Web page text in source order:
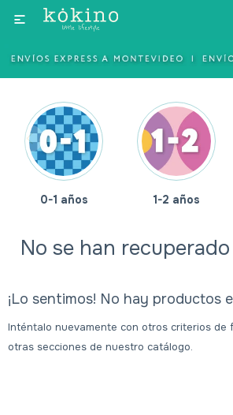

0-1 años 1-2 años
No se han
¡Lo sentimos! No hay productos
Inténtalo nuevamente con otros criterios de
otras secciones de nuestro catálogo.